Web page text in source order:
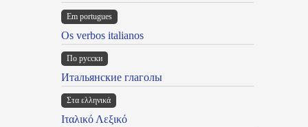
Em portugues
Os verbos italianos
По русски
Итальянские глаголы
Στα ελληνικά
Ιταλικό Λεξικό